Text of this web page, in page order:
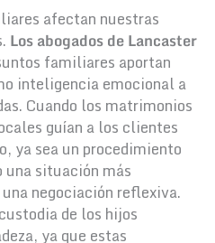
afectan nuestras
Los abogados de Lancaster
familiares aportan
inteligencia emocional a
Cuando los matrimonios
guían a los clientes
ya sea un procedimiento
situación más
negociación reflexiva.
de los hijos
ya que estas